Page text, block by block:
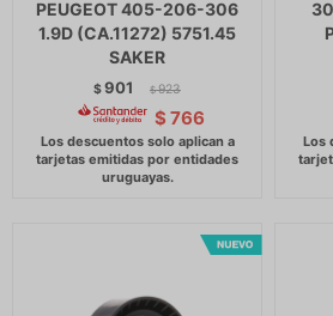
PEUGEOT 405-206-306
1.9D (CA.11272) 5751.45
SAKER
$901 $ 923
$ 766